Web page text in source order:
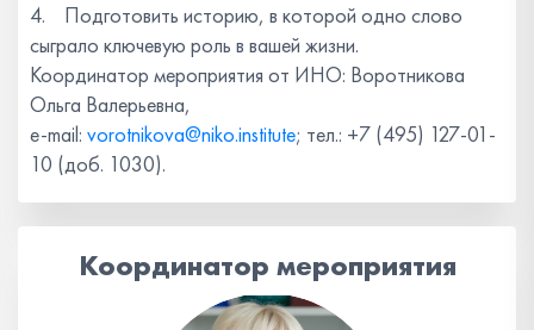
4. Подготовить историю, в которой одно слово
сыграло ключевую роль в вашей жизни.
Координатор мероприятия от ИНО: Воротникова
Ольга Валерьевна,
e-mail: vorotnikova@niko.institute; тел.: +7 (495) 127-01-
10 (доб. 1030).
Координатор мероприятия